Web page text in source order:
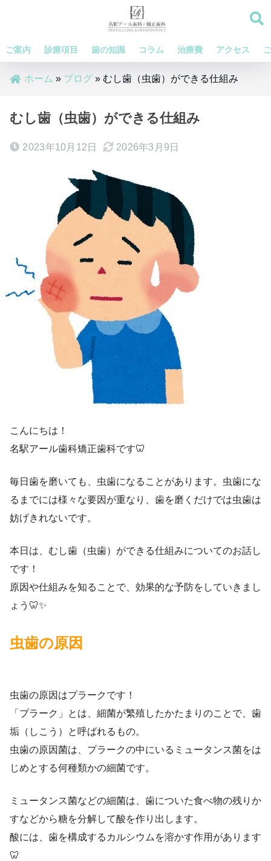
ご案内 診療項目 歯の知識 コラム 治療費 アクセス
ホーム » ブログ » むし歯（虫歯）ができる仕組み
むし歯（虫歯）ができる仕組み
2023年10月12日 2026年3月9日
こんにちは！
名駅アール歯科矯正歯科です🦷
毎日歯を磨いても、虫歯になることがあります。虫歯にな
るまでには様々な要因が重なり、歯を磨くだけでは虫歯は
妨げきれないです。
本日は、むし歯（虫歯）ができる仕組みについてのお話し
です！
原因や仕組みを知ることで、効果的な予防をしていきまし
ょう🦷✨
虫歯の原因
虫歯の原因はプラークです！
「プラーク」とは、細菌が繁殖したかたまりのことで、歯
垢（しこう）と呼ばれるもの。
虫歯の原因菌は、プラークの中にいるミュータンス菌をは
じめとする何種類かの細菌です。
ミュータンス菌などの細菌は、歯についた食べ物の残りか
すなどから糖を分解して酸を作り出します。
酸には、歯を構成するカルシウムを溶かす作用があります
🦷